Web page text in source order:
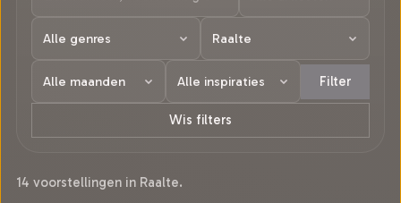
Filter
Wis filters
14 voorstellingen in Raalte.